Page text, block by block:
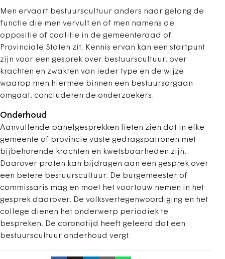
Men ervaart bestuurscultuur anders naar ­gelang de
functie die men vervult en of men namens de
oppositie of coalitie in de gemeenteraad of
Provinciale Staten zit. Kennis ervan kan een startpunt
zijn voor een gesprek over bestuurscultuur, over
krachten en zwakten van ieder type en de wijze
waarop men hiermee binnen een bestuursorgaan
omgaat, concluderen de onderzoekers.
Onderhoud
Aanvullende panelgesprekken lieten zien dat in elke
gemeente of provincie vaste gedragspatronen met
bijbehorende krachten en kwetsbaarheden zijn.
Daarover praten kan bijdragen aan een gesprek over
een betere bestuurscultuur. De burgemeester of
commissaris mag en moet het voortouw nemen in het
gesprek daarover. De volksvertegenwoordiging en het
college dienen het onderwerp periodiek te
bespreken. De coronatijd heeft geleerd dat een
bestuurscultuur onderhoud vergt.